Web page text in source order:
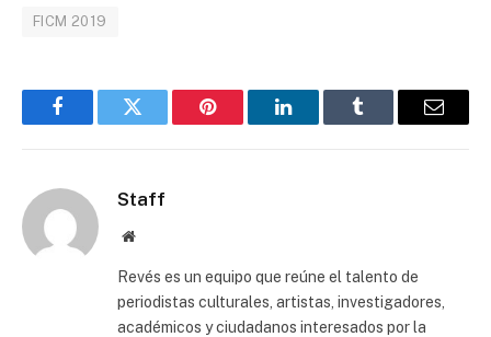
FICM 2019
FacebookTwitter Pinterest LinkedInTumblr Email
Staff
Website
Revés es un equipo que reúne el talento de
periodistas culturales, artistas, investigadores,
académicos y ciudadanos interesados por la